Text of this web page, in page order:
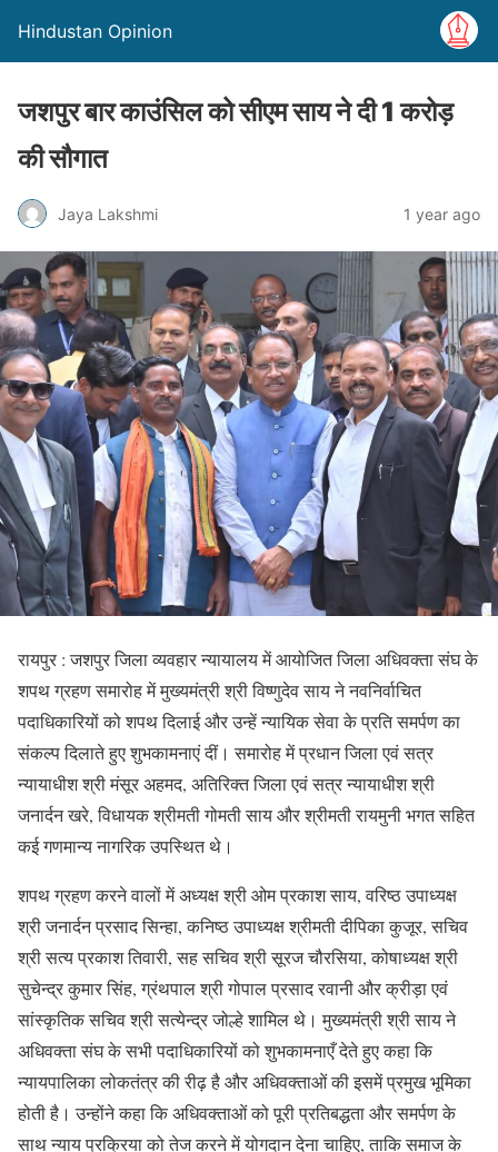
Hindustan Opinion
जशपुर बार काउंसिल को सीएम साय ने दी 1 करोड़
की सौगात
Jaya Lakshmi 1 year ago
रायपुर : जशपुर जिला व्यवहार न्यायालय में आयोजित जिला अधिवक्ता संघ के
शपथ ग्रहण समारोह में मुख्यमंत्री श्री विष्णुदेव साय ने नवनिर्वाचित
पदाधिकारियों को शपथ दिलाई और उन्हें न्यायिक सेवा के प्रति समर्पण का
संकल्प दिलाते हुए शुभकामनाएं दीं। समारोह में प्रधान जिला एवं सत्र
न्यायाधीश श्री मंसूर अहमद, अतिरिक्त जिला एवं सत्र न्यायाधीश श्री
जनार्दन खरे, विधायक श्रीमती गोमती साय और श्रीमती रायमुनी भगत सहित
कई गणमान्य नागरिक उपस्थित थे।
शपथ ग्रहण करने वालों में अध्यक्ष श्री ओम प्रकाश साय, वरिष्ठ उपाध्यक्ष
श्री जनार्दन प्रसाद सिन्हा, कनिष्ठ उपाध्यक्ष श्रीमती दीपिका कुजूर, सचिव
श्री सत्य प्रकाश तिवारी, सह सचिव श्री सूरज चौरसिया, कोषाध्यक्ष श्री
सुचेन्द्र कुमार सिंह, ग्रंथपाल श्री गोपाल प्रसाद रवानी और क्रीड़ा एवं
सांस्कृतिक सचिव श्री सत्येन्द्र जोल्हे शामिल थे। मुख्यमंत्री श्री साय ने
अधिवक्ता संघ के सभी पदाधिकारियों को शुभकामनाएँ देते हुए कहा कि
न्यायपालिका लोकतंत्र की रीढ़ है और अधिवक्ताओं की इसमें प्रमुख भूमिका
होती है। उन्होंने कहा कि अधिवक्ताओं को पूरी प्रतिबद्धता और समर्पण के
साथ न्याय प्रक्रिया को तेज करने में योगदान देना चाहिए, ताकि समाज के